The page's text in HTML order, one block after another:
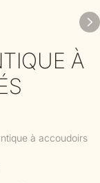
À
à accoudoirs